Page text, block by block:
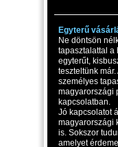
Egyterű
Ne döntsön
tapasztalattal a
egyterűt,
teszteltünk
személyes
magyarországi
kapcsolatban.
Jó kapcsolatot
magyarországi
is. Sokszor
amelyet